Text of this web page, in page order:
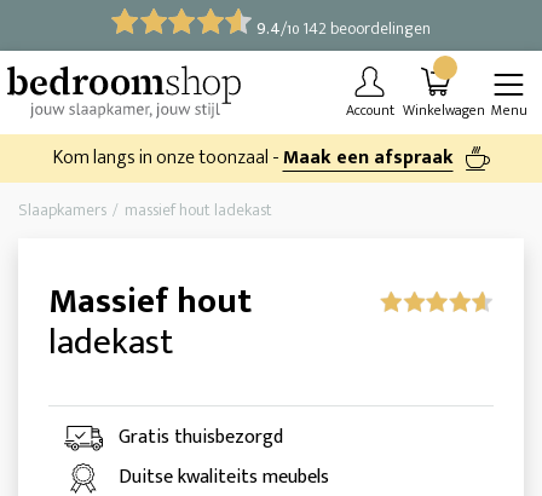
9.4/10 142 beoordelingen
Account Winkelwagen Menu
Kom langs in onze toonzaal -Maak een afspraak
Slaapkamers massief hout ladekast
Massief hout
ladekast
Gratis thuisbezorgd
Duitse kwaliteits meubels